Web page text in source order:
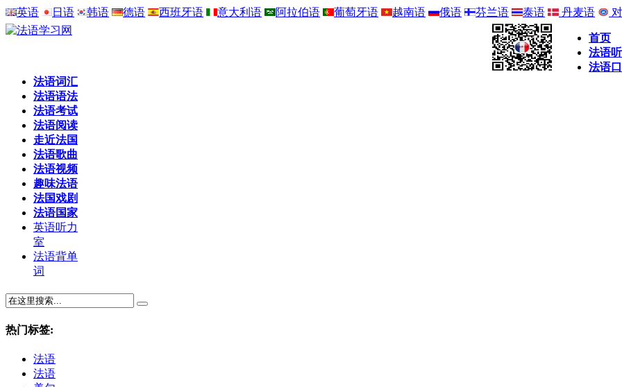
英语 日语 韩语 德语 西班牙语 意大利语 阿拉伯语 葡萄牙语 越南语 俄语 芬兰语 泰语 丹麦语
首页
法语
法语
法语词汇
法语语法
法语考试
法语阅读
走近法国
法语歌曲
法语视频
趣味法语
法国戏剧
法语国家
英语听力
室
法语背单
词
热门标签:
法语
法语